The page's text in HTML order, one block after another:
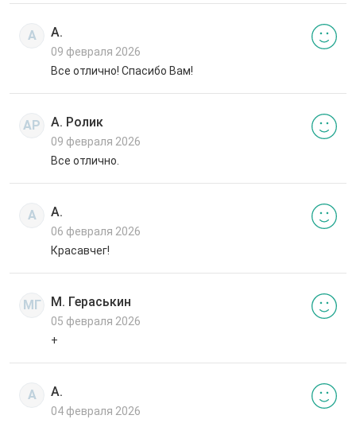
А А.
09 февраля 2026
Все отлично! Спасибо Вам!
АР А. Ролик
09 февраля 2026
Все отлично.
А А.
06 февраля 2026
Красавчег!
МГ М. Гераськин
05 февраля 2026
+
А А.
04 февраля 2026